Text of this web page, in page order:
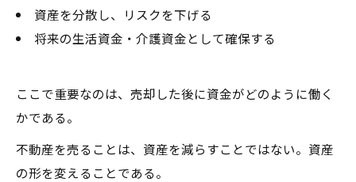
資産を分散し、リスクを下げる
将来の生活資金・介護資金として確保する
ここで重要なのは、売却した後に資金がどのように働く
かである。
不動産を売ることは、資産を減らすことではない。資産
の形を変えることである。